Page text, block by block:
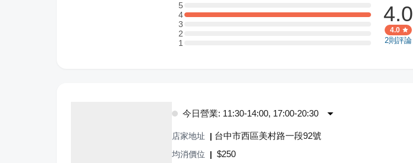
5
5 星：0 則評論
4
4 星：1 則評論
3
3 星：0 則評論
2
2 星：0 則評論
11 星：0 則評論
4.0
4.0
2則評論
今日營業: 11:30-14:00, 17:00-20:30
店家地址 | 台中市西區美村路一段92號
均消價位 | $250